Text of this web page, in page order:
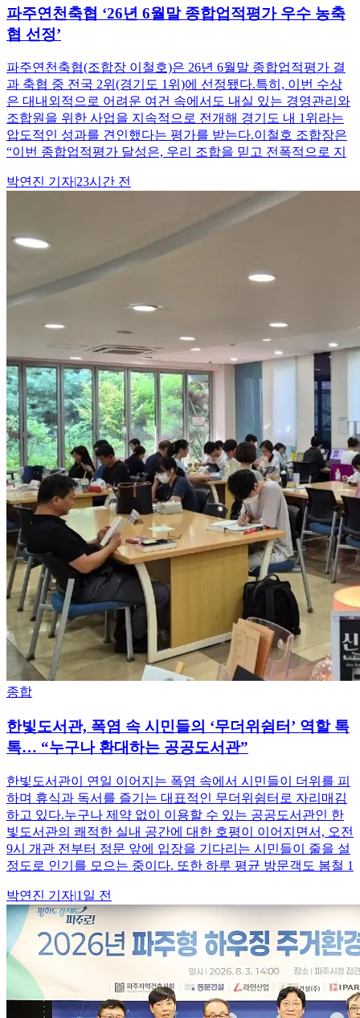
파주연천축협 ‘26년 6월말 종합업적평가 우수 농축
협 선정’
파주연천축협(조합장 이철호)은 26년 6월말 종합업적평가 결
과 축협 중 전국 2위(경기도 1위)에 선정됐다.특히, 이번 수상
은 대내외적으로 어려운 여건 속에서도 내실 있는 경영관리와
조합원을 위한 사업을 지속적으로 전개해 경기도 내 1위라는
압도적인 성과를 견인했다는 평가를 받는다.이철호 조합장은
“이번 종합업적평가 달성은, 우리 조합을 믿고 전폭적으로 지
박연진 기자|23시간 전
종합
한빛도서관, 폭염 속 시민들의 ‘무더위쉼터’ 역할 톡
톡… “누구나 환대하는 공공도서관”
한빛도서관이 연일 이어지는 폭염 속에서 시민들이 더위를 피
하며 휴식과 독서를 즐기는 대표적인 무더위쉼터로 자리매김
하고 있다.누구나 제약 없이 이용할 수 있는 공공도서관인 한
빛도서관의 쾌적한 실내 공간에 대한 호평이 이어지면서, 오전
9시 개관 전부터 정문 앞에 입장을 기다리는 시민들이 줄을 설
정도로 인기를 모으는 중이다. 또한 하루 평균 방문객도 봄철 1
박연진 기자|1일 전